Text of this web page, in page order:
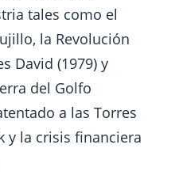
tales como el
la Revolución
David (1979) y
del Golfo
a las Torres
y la crisis financiera